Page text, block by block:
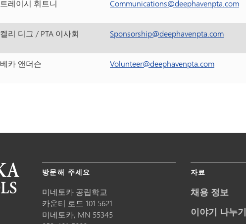
트레이시 휘트니 Communications@deephavenpta.com
켈리 디그 / PTA 이사회 Sponsorship@deephavenpta.com
베카 앤더슨 Volunteer@deephavenpta.com
방문해 주세요
미네토카 공립학교
카운티 로드 101 5621
미네토카, MN 55345
자료
채용 정보
이야기 나누기